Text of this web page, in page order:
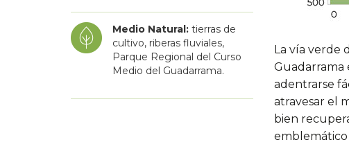
La vía verde
Guadarrama
adentrarse
atravesar el
bien
emblemático
Medio Natural: tierras de
cultivo, riberas fluviales,
Parque Regional del Curso
Medio del Guadarrama.